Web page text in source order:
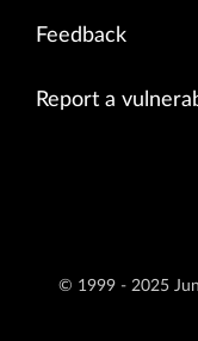
Feedback
Report a
© 1999 - 2025